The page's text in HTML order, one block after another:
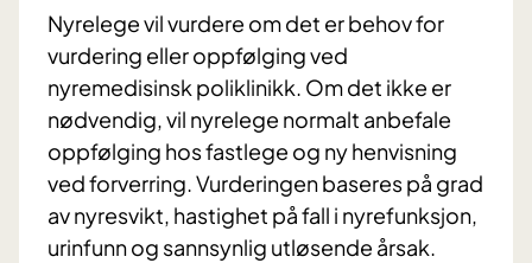
Nyrelege vil vurdere om det er behov for
vurdering eller oppfølging ved
nyremedisinsk poliklinikk. Om det ikke er
nødvendig, vil nyrelege normalt anbefale
oppfølging hos fastlege og ny henvisning
ved forverring. Vurderingen baseres på grad
av nyresvikt, hastighet på fall i nyrefunksjon,
urinfunn og sannsynlig utløsende årsak.